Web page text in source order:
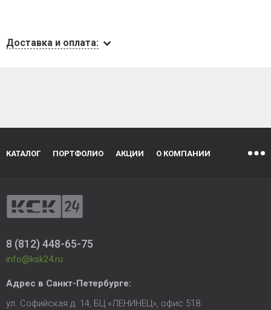
Доставка и оплата:
КАТАЛОГ ПОРТФОЛИО АКЦИИ О КОМПАНИИ
8 (812) 448-65-75
info@ksk24.ru
Адрес в Санкт-Петербурге:
ул. Софийская д. 14, БЦ «ЛЕНИНЕЦ», офис 518